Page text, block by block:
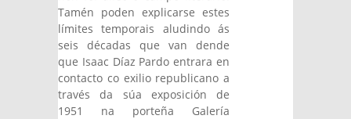
Tamén poden explicarse estes
límites temporais aludindo ás
seis décadas que van dende
que Isaac Díaz Pardo entrara en
contacto co exilio republicano a
través da súa exposición de
1951 na porteña Galería